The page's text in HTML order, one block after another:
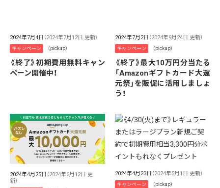
2024年7月4日 （2024年7月12日 更新）
キャンペーン （pickup）
《終了》初期費用無料キャン
ペーン開催中！
2024年7月2日 （2024年9月24日 更新）
キャンペーン （pickup）
《終了》最大10万円分当たる
「Amazonギフトカード大還
元祭」を販促に活用しましょ
う！
2024年4月25日 （2024年6月12日 更
新）
2024年4月23日 （2024年5月1日 更新）
キャンペーン （pickup）